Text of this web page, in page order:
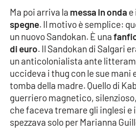
STREAMING
LaC TV
LaC Network
LaC OnAir
Ma poi arriva la messa in onda e
spegne. Il motivo è semplice:
un nuovo Sandokan. È una
di euro. Il Sandokan di Salgari
un anticolonialista ante
uccideva i thug con le sue mani
tomba della madre. Quello di
guerriero magnetico,
che faceva tremare gli inglesi e
spezzava solo per Marianna